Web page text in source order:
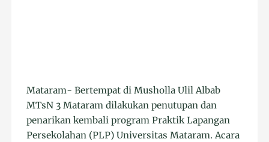
Mataram- Bertempat di Musholla Ulil Albab
MTsN 3 Mataram dilakukan penutupan dan
penarikan kembali program Praktik Lapangan
Persekolahan (PLP) Universitas Mataram. Acara